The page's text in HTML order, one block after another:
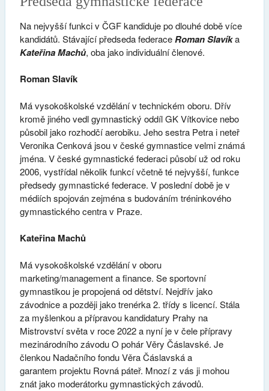
Na nejvyšší funkci v ČGF kandiduje po dlouhé době více
kandidátů. Stávající předseda federaceRoman Slavíka
Kateřina Machů, oba jako individuální členové.
Roman Slavík
Má vysokoškolské vzdělání v technickém oboru. Dřív
kromě jiného vedl gymnastický oddíl GK Vítkovice nebo
působil jako rozhodčí aerobiku. Jeho sestra Petra i neteř
Veronika Cenková jsou v české gymnastice velmi známá
jména. V české gymnastické federaci působí už od roku
2006, vystřídal několik funkcí včetně té nejvyšší, funkce
předsedy gymnastické federace. V poslední době je v
médiích spojován zejména s budováním tréninkového
gymnastického centra v Praze.
Kateřina Machů
Má vysokoškolské vzdělání v oboru
marketing/management a finance. Se sportovní
gymnastikou je propojená od dětství. Nejdřív jako
závodnice a později jako trenérka 2. třídy s licencí. Stála
za myšlenkou a přípravou kandidatury Prahy na
Mistrovství světa v roce 2022 a nyní je v čele přípravy
mezinárodního závodu O pohár Věry Čáslavské. Je
členkou Nadačního fondu Věra Čáslavská a
garantem projektu Rovná páteř. Mnozí z vás ji mohou
znát jako moderátorku gymnastických závodů.